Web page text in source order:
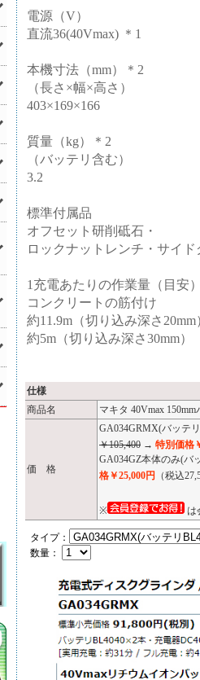
電源（V）
直流36(40Vmax) ＊1
本機寸法（mm）＊2
（長さ×幅×高さ）
403×169×166
質量（kg）＊2
（バッテリ含む）
3.2
標準付属品
オフセット研削砥石・
ロックナットレンチ・サイ
1充電あたりの作業量（目安
コンクリートの筋付け
約11.9m（切り込み深さ20mm
約5m（切り込み深さ30mm）
仕様
商品名
マキタ 40Vmax
価 格
GA034GRMX(バッテ
￥105,400 → 特別価格
GA034GZ本体のみ(バ
格￥25,000円
（税込
※ は
タイプ：
数量：